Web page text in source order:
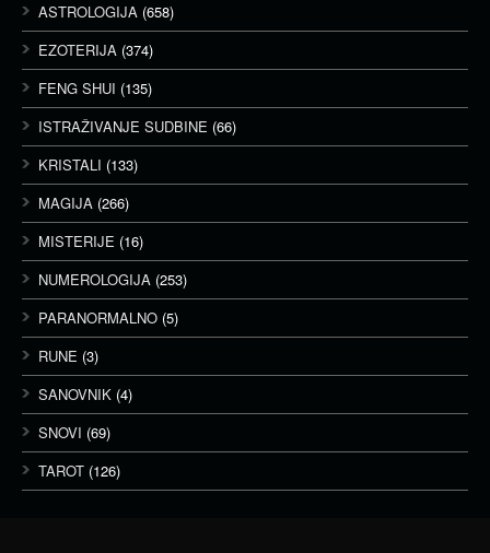
ASTROLOGIJA (658)
EZOTERIJA (374)
FENG SHUI (135)
ISTRAŽIVANJE SUDBINE (66)
KRISTALI (133)
MAGIJA (266)
MISTERIJE (16)
NUMEROLOGIJA (253)
PARANORMALNO (5)
RUNE (3)
SANOVNIK (4)
SNOVI (69)
TAROT (126)